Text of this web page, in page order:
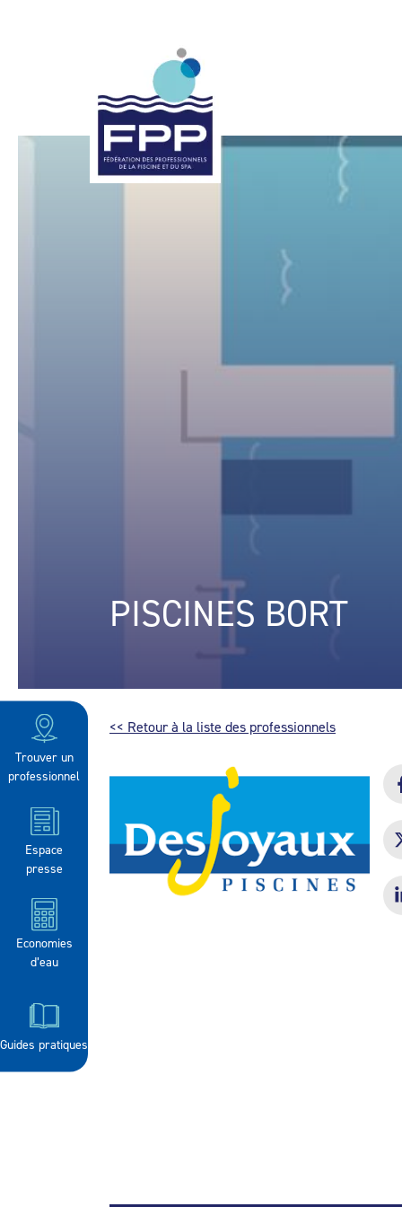
Trouver un
professionnel
Espace
presse
Economies
d’eau
Guides pratiques
PISCINES BORT
<< Retour à la liste des professionnels